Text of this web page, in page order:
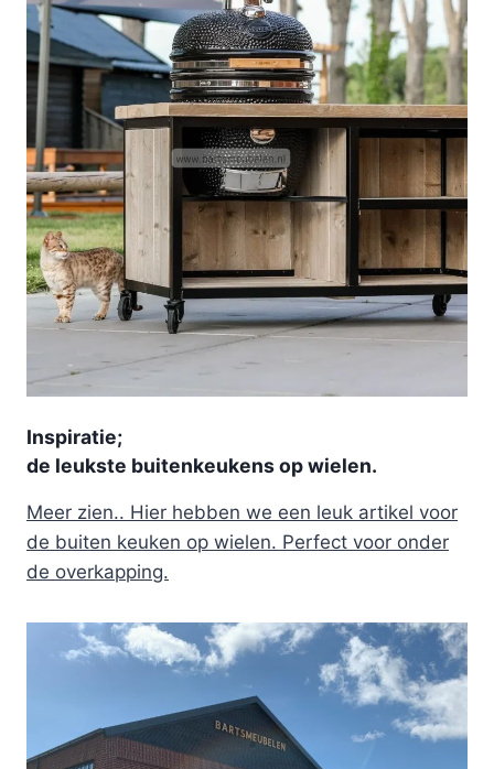
Inspiratie;
de leukste buitenkeukens op wielen.
Meer zien.. Hier hebben we een leuk artikel voor
de buiten keuken op wielen. Perfect voor onder
de overkapping.